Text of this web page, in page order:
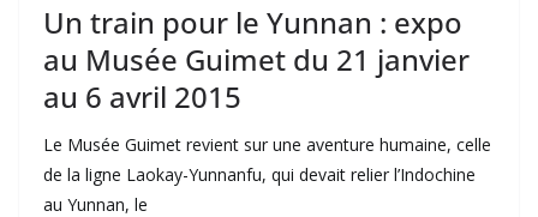
Un train pour le Yunnan : expo
au Musée Guimet du 21 janvier
au 6 avril 2015
Le Musée Guimet revient sur une aventure humaine, celle
de la ligne Laokay-Yunnanfu, qui devait relier l’Indochine
au Yunnan, le